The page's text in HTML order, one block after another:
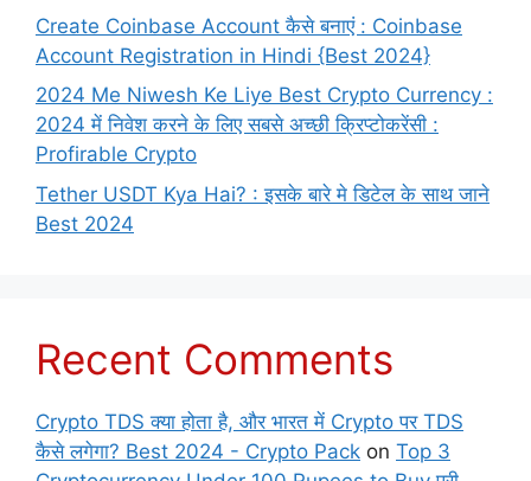
Create Coinbase Account कैसे बनाएं : Coinbase
Account Registration in Hindi {Best 2024}
2024 Me Niwesh Ke Liye Best Crypto Currency :
2024 में निवेश करने के लिए सबसे अच्छी क्रिप्टोकरेंसी :
Profirable Crypto
Tether USDT Kya Hai? : इसके बारे मे डिटेल के साथ जाने
Best 2024
Recent Comments
Crypto TDS क्या होता है, और भारत में Crypto पर TDS
कैसे लगेगा? Best 2024 - Crypto Pack on Top 3